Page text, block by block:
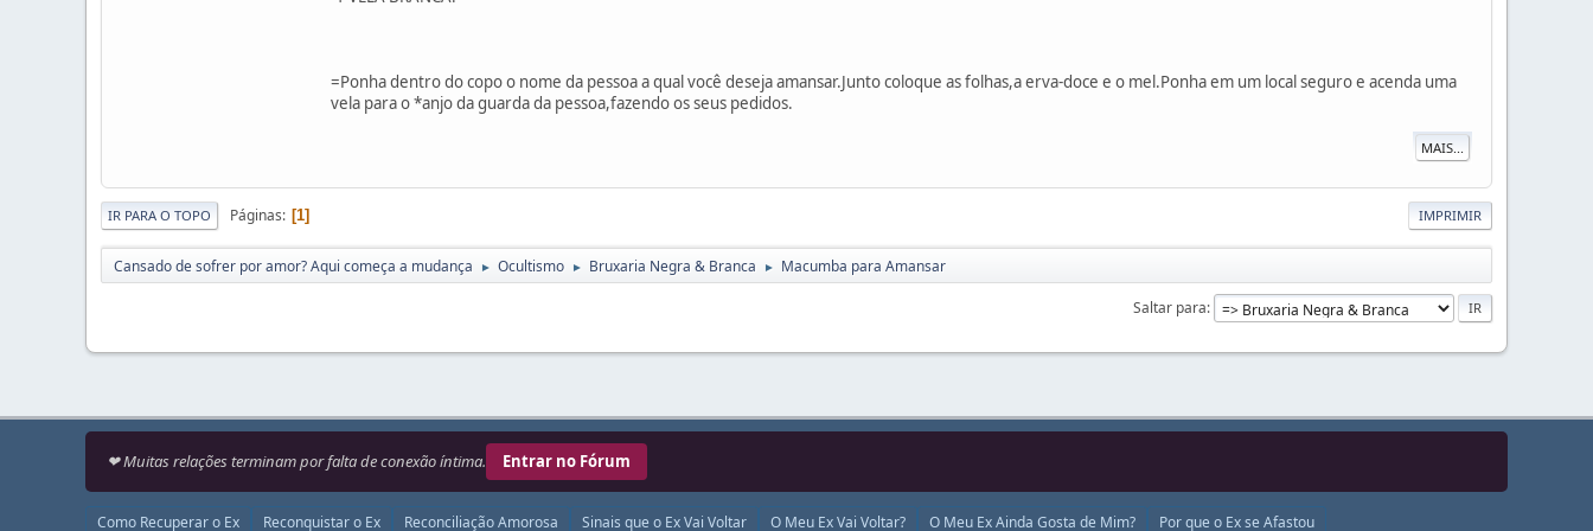
=Ponha dentro do copo o nome da pessoa a qual você deseja amansar.Junto coloque as folhas,a erva-doce e o mel.Ponha em um local seguro e acenda uma
vela para o *anjo da guarda da pessoa,fazendo os seus pedidos.
MAIS...
IMPRIMIR
IR PARA O TOPO Páginas 1
Cansado de sofrer por amor? Aqui começa a mudança ► Ocultismo ► Bruxaria Negra & Branca ► Macumba para Amansar
Saltar para
❤ Muitas relações terminam por falta de conexão íntima. Entrar no Fórum
Como Recuperar o Ex Reconquistar o Ex Reconciliação Amorosa Sinais que o Ex Vai Voltar O Meu Ex Vai Voltar? O Meu Ex Ainda Gosta de Mim? Por que o Ex se Afastou